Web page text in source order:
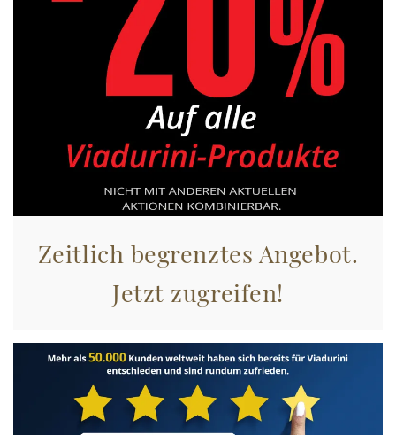
Zeitlich begrenztes Angebot.
Jetzt zugreifen!